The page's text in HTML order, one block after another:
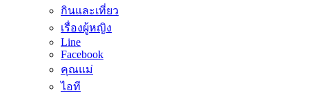
กินและเที่ยว
เรื่องผู้หญิง
Line
Facebook
คุณแม่
ไอที